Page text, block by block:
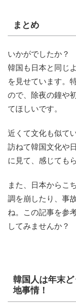
まとめ
いかがでしたか？
韓国も日本と同じ
を見せています。
ので、除夜の鐘や
てほしいです。
近くて文化も似て
訪ねて韓国文化や
に見て、感じても
また、日本からこ
調を崩したり、事
ね。この記事を参
してみませんか？
韓国人は年末
地事情！